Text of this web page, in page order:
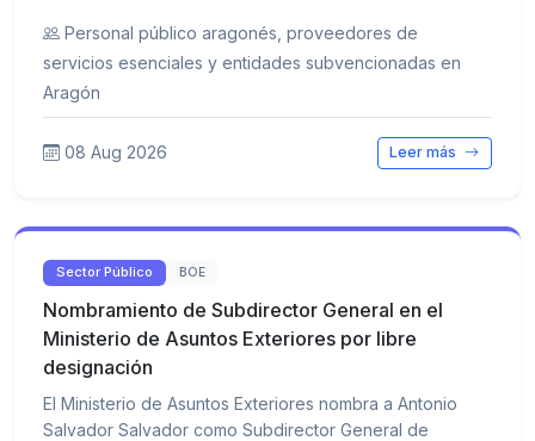
Personal público aragonés, proveedores de
servicios esenciales y entidades subvencionadas en
Aragón
08 Aug 2026 Leer más
Sector Público BOE
Nombramiento de Subdirector General en el
Ministerio de Asuntos Exteriores por libre
designación
El Ministerio de Asuntos Exteriores nombra a Antonio
Salvador Salvador como Subdirector General de